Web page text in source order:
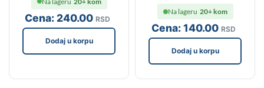
Cena: 240.00 RSD
Dodaj u korpu
Cena:140.00 RSD
Na lageru 20+ kom
Dodaj u korpu